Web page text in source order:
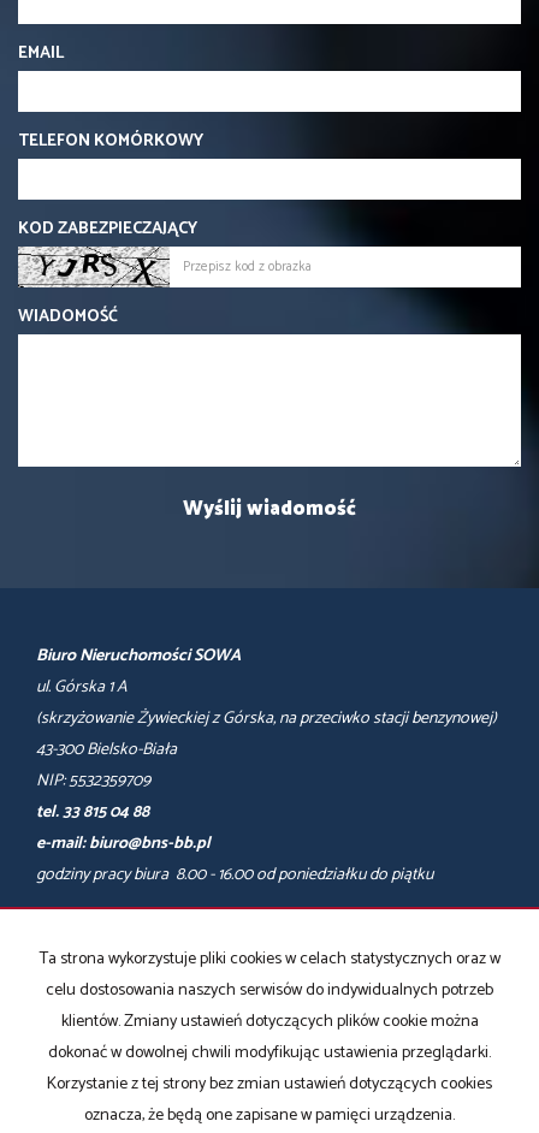
EMAIL
TELEFON KOMÓRKOWY
KOD ZABEZPIECZAJĄCY
WIADOMOŚĆ
Biuro Nieruchomości SOWA
ul. Górska 1 A
(skrzyżowanie Żywieckiej z Górska, na przeciwko stacji benzynowej)
43-300 Bielsko-Biała
NIP: 5532359709
tel. 33 815 04 88
e-mail: biuro@bns-bb.pl
godziny pracy biura 8.00 - 16.00 od poniedziałku do piątku
Mieszkaniana wynajem
Domyna wynajem
Działkina wynajem
Lokalena wynajem
Halena wynajem
Obiektyna wynajem
Nieruchomości Kęty
Nieruchomości Szczyrk
Ta strona wykorzystuje pliki cookies w celach statystycznych oraz w
celu dostosowania naszych serwisów do indywidualnych potrzeb
klientów. Zmiany ustawień dotyczących plików cookie można
dokonać w dowolnej chwili modyfikując ustawienia przeglądarki.
Korzystanie z tej strony bez zmian ustawień dotyczących cookies
oznacza, że będą one zapisane w pamięci urządzenia.